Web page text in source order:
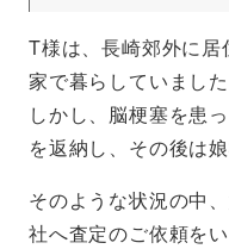
T様は、長崎郊外に
家で暮らしていました
しかし、脳梗塞を患
を返納し、その後は
そのような状況の中
社へ査定のご依頼を